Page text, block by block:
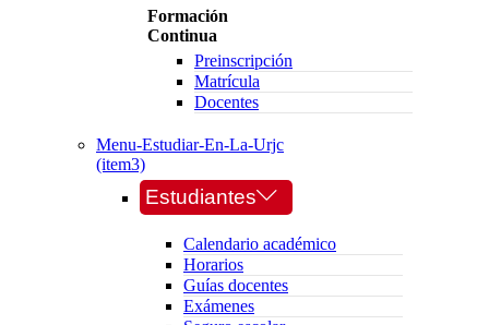
Formación
Continua
Preinscripción
Matrícula
Docentes
Menu-Estudiar-En-La-Urjc
(item3)
Estudiantes
Calendario académico
Horarios
Guías docentes
Exámenes